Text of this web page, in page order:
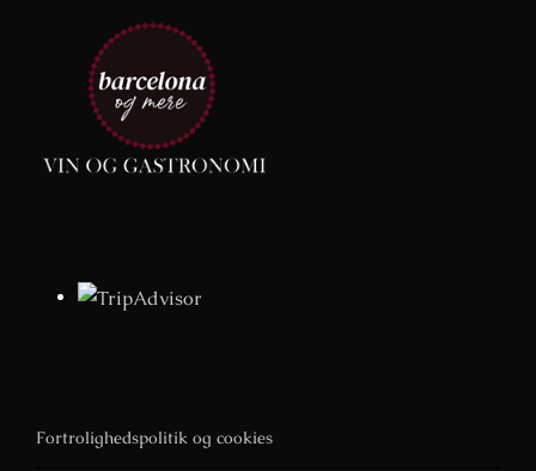
Fortrolighedspolitik og cookies